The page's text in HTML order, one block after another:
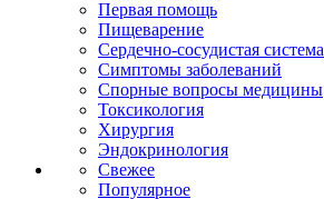
Первая помощь
Пищеварение
Сердечно-сосудистая система
Симптомы заболеваний
Спорные вопросы медицины
Токсикология
Хирургия
Эндокринология
Свежее
Популярное